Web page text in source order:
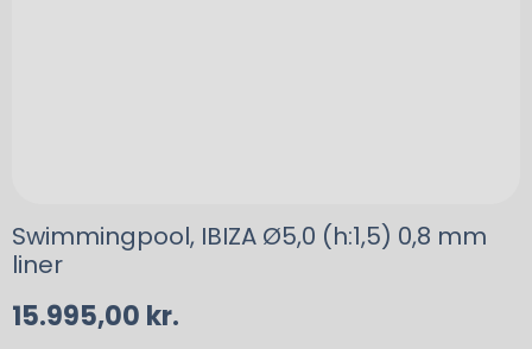
Swimmingpool, IBIZA Ø5,0 (h:1,5) 0,8 mm
liner
15.995,00 kr.